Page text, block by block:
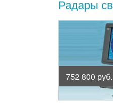
Радары
752 800 руб.